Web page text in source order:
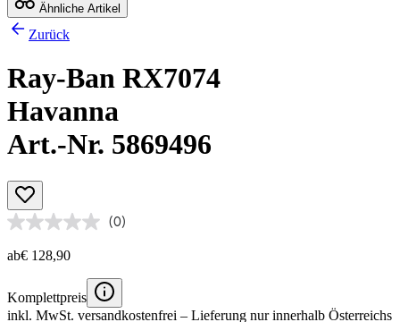
Ähnliche Artikel
Zurück
Ray-Ban RX7074
Havanna
Art.-Nr. 5869496
(0)
ab€ 128,90
Komplettpreis
inkl. MwSt. versandkostenfrei – Lieferung nur innerhalb Österreichs